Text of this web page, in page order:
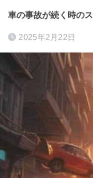
車の事故が続く時の
2025年2月22日